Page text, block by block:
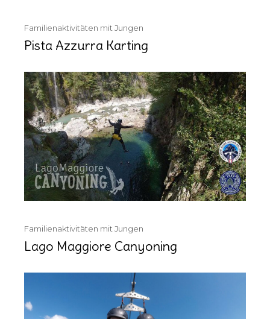
Familienaktivitäten mit Jungen
Pista Azzurra Karting
Familienaktivitäten mit Jungen
Lago Maggiore Canyoning